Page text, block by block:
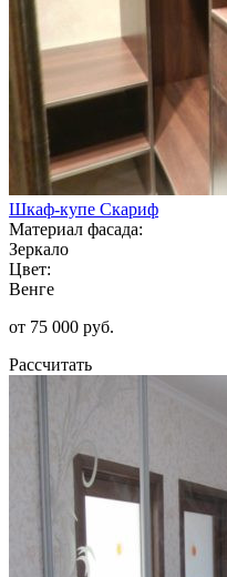
Шкаф-купе Скариф
Материал фасада:
Зеркало
Цвет:
Венге
от 75 000 руб.
Рассчитать